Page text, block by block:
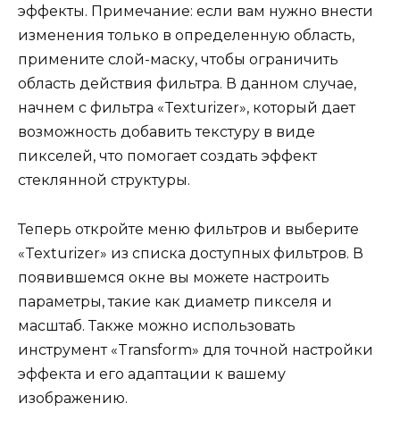
эффекты. Примечание: если вам нужно внести
изменения только в определенную область,
примените слой-маску, чтобы ограничить
область действия фильтра. В данном случае,
начнем с фильтра «Texturizer», который дает
возможность добавить текстуру в виде
пикселей, что помогает создать эффект
стеклянной структуры.
Теперь откройте меню фильтров и выберите
«Texturizer» из списка доступных фильтров. В
появившемся окне вы можете настроить
параметры, такие как диаметр пикселя и
масштаб. Также можно использовать
инструмент «Transform» для точной настройки
эффекта и его адаптации к вашему
изображению.